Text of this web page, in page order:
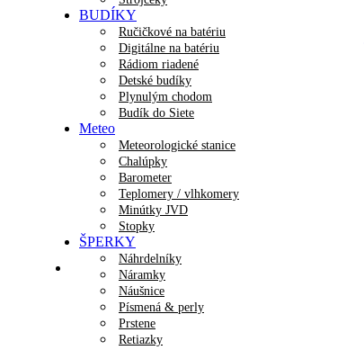
BUDÍKY
Ručičkové na batériu
Digitálne na batériu
Rádiom riadené
Detské budíky
Plynulým chodom
Budík do Siete
Meteo
Meteorologické stanice
Chalúpky
Barometer
Teplomery / vlhkomery
Minútky JVD
Stopky
ŠPERKY
Náhrdelníky
Náramky
Náušnice
Písmená & perly
Prstene
Retiazky